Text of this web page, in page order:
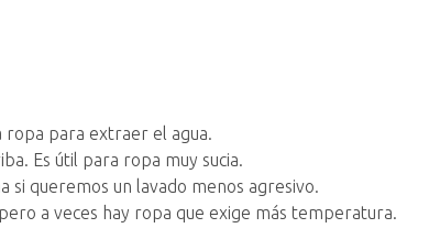
para extraer el agua.
Es útil para ropa muy sucia.
si queremos un lavado menos agresivo.
a veces hay ropa que exige más temperatura.